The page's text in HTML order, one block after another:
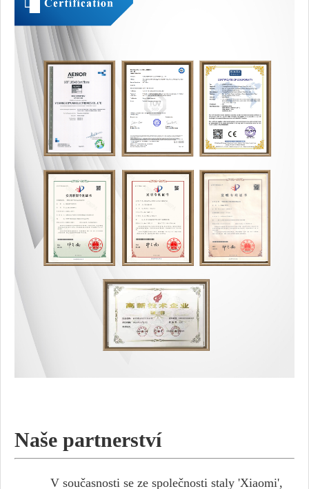
Naše partnerství
V současnosti se ze společnosti staly 'Xiaomi',